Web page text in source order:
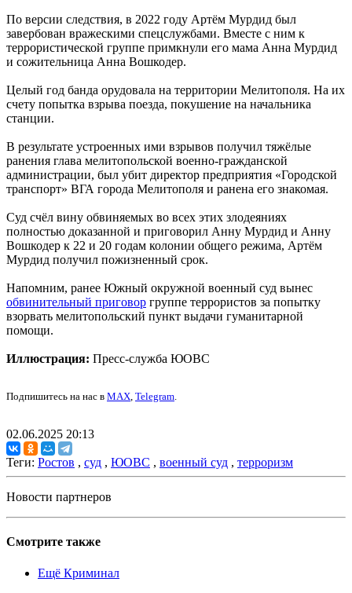
По версии следствия, в 2022 году Артём Мурдид был
завербован вражескими спецслужбами. Вместе с ним к
террористической группе примкнули его мама Анна Мурдид
и сожительница Анна Вошкодер.
Целый год банда орудовала на территории Мелитополя. На их
счету попытка взрыва поезда, покушение на начальника
станции.
В результате устроенных ими взрывов получил тяжёлые
ранения глава мелитопольской военно-гражданской
администрации, был убит директор предприятия «Городской
транспорт» ВГА города Мелитополя и ранена его знакомая.
Суд счёл вину обвиняемых во всех этих злодеяниях
полностью доказанной и приговорил Анну Мурдид и Анну
Вошкодер к 22 и 20 годам колонии общего режима, Артём
Мурдид получил пожизненный срок.
Напомним, ранее Южный окружной военный суд вынес
обвинительный приговор группе террористов за попытку
взорвать мелитопольский пункт выдачи гуманитарной
помощи.
Иллюстрация: Пресс-служба ЮОВС
Подпишитесь на нас в MAX, Telegram.
02.06.2025 20:13
Теги: Ростов , суд , ЮОВС , военный суд , терроризм
Новости партнеров
Смотрите также
Ещё Криминал